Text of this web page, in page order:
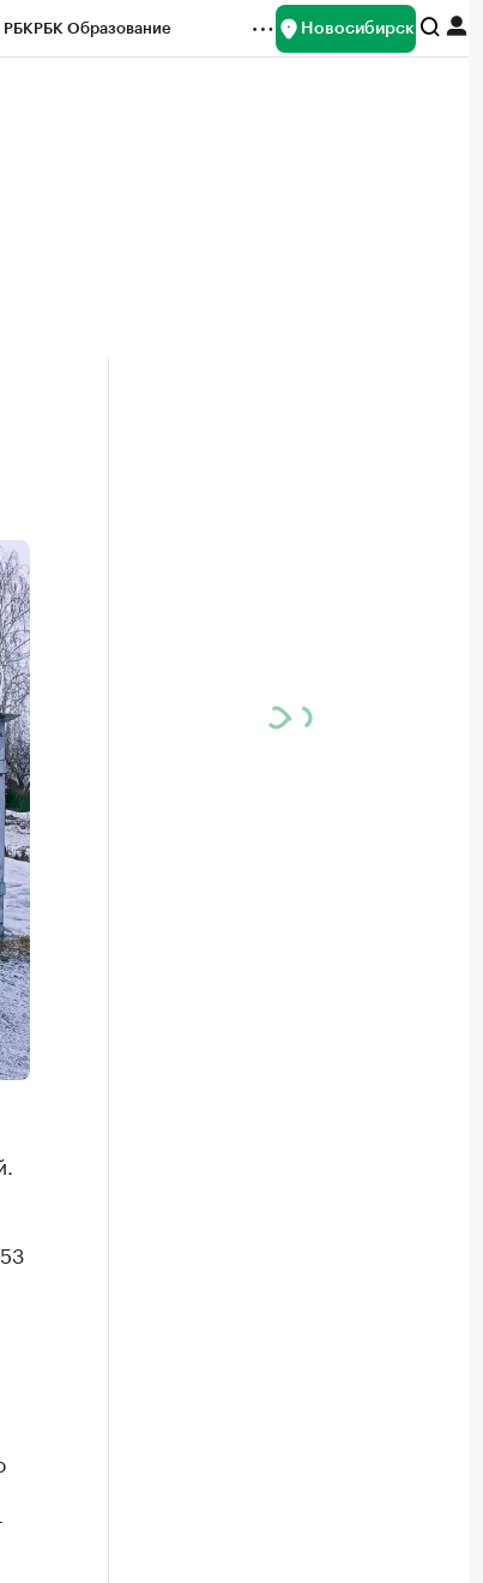
РБКРБК Образование Новосибирск